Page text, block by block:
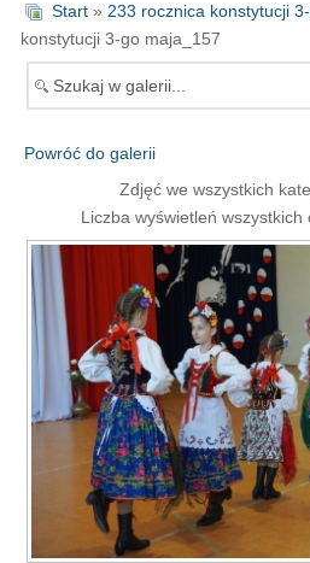
Start » 233 rocznica konstytucji
konstytucji 3-go maja_157
Powróć do galerii
Zdjęć we wszystkich
Liczba wyświetleń